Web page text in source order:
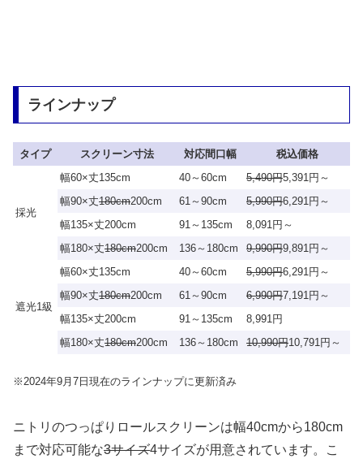
ラインナップ
タイプ スクリーン寸法 対応間口幅 税込価格
採光
幅60×丈135cm 40～60cm 5,490円5,391円～
幅90×丈180cm200cm 61～90cm 5,990円6,291円～
幅135×丈200cm
91～135cm
8,091円～
幅180×丈180cm200cm 136～180cm 9,990円9,891円～
遮光1級
幅60×丈135cm 40～60cm 5,990円6,291円～
幅90×丈180cm200cm 61～90cm 6,990円7,191円～
幅135×丈200cm
91～135cm
8,991円
幅180×丈180cm200cm 136～180cm 10,990円10,791円～
※2024年9月7日現在のラインナップに更新済み
ニトリのつっぱりロールスクリーンは幅40cmから180cm
まで対応可能な3サイズ4サイズが用意されています。こ